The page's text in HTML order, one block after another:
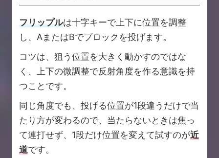
フリップルは十字キーで上下に位置を調整
し、AまたはBでブロックを投げます。
コツは、狙う位置を大きく動かすのではな
く、上下の微調整で反射角度を作る意識を持
つことです。
同じ角度でも、投げる位置が1段違うだけで当
たり方が変わるので、当たらないときは焦っ
て連打せず、1段だけ位置を変えて試すのが近
道です。